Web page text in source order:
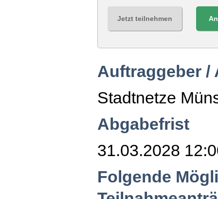
Jetzt teilnehmen
Auftraggeber /
Stadtnetze
Abgabefrist
31.03.2028
Folgende